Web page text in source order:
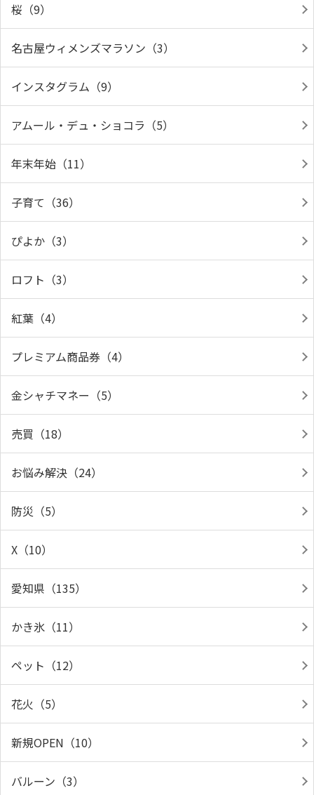
桜（9）
名古屋ウィメンズマラソン（3）
インスタグラム（9）
アムール・デュ・ショコラ（5）
年末年始（11）
子育て（36）
ぴよか（3）
ロフト（3）
紅葉（4）
プレミアム商品券（4）
金シャチマネー（5）
売買（18）
お悩み解決（24）
防災（5）
X（10）
愛知県（135）
かき氷（11）
ペット（12）
花火（5）
新規OPEN（10）
バルーン（3）